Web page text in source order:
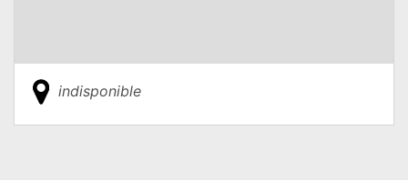
indisponible